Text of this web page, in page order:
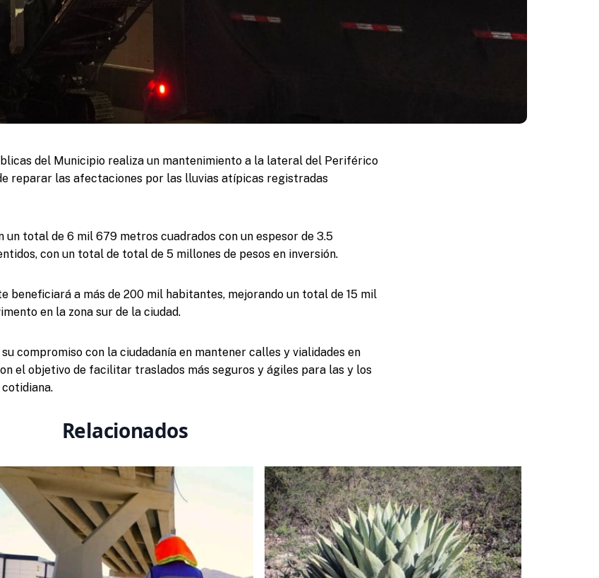
del Municipio realiza un mantenimiento a la lateral del Periférico
reparar las afectaciones por las lluvias atípicas registradas
un total de 6 mil 679 metros cuadrados con un espesor de 3.5
con un total de total de 5 millones de pesos en inversión.
beneficiará a más de 200 mil habitantes, mejorando un total de 15 mil
en la zona sur de la ciudad.
compromiso con la ciudadanía en mantener calles y vialidades en
el objetivo de facilitar traslados más seguros y ágiles para las y los
cotidiana.
Relacionados